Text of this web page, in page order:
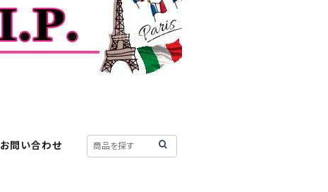
お問い合わせ